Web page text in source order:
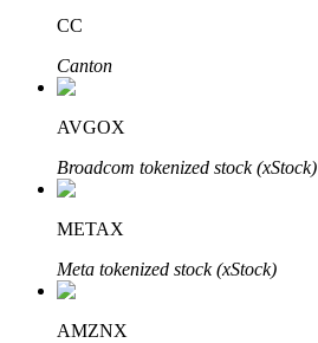
Parceiros Bitrue
CC
Canton
AVGOX
Broadcom tokenized stock (xStock)
METAX
Meta tokenized stock (xStock)
AMZNX